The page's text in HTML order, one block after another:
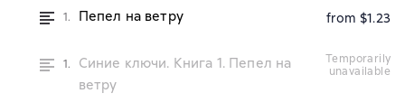
1. Пепел на ветру from $1.23
1.
Синие ключи. Книга 1. Пепел на
ветру
temporarily
unavailable